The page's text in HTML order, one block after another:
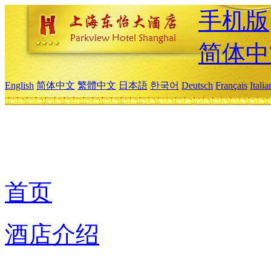
手机版
简体
English 简体中文 繁體中文 日本語 한국어 Deutsch Français
首页
酒店介绍